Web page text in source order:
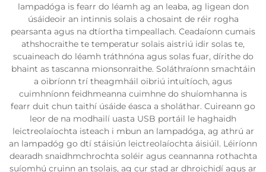
lampadóga is fearr do léamh ag an leaba, ag ligean don
úsáideoir an intinnis solais a chosaint de réir rogha
pearsanta agus na dtíortha timpeallach. Ceadaíonn cumais
athshocraithe te temperatur solais aistriú idir solas te,
scuaineach do léamh tráthnóna agus solas fuar, dírithe do
bhaint as tascanna mionsonraithe. Soláthraíonn smachtáin
a oibríonn trí theagmháil oibriú intuítíoch, agus
cuimhníonn feidhmeanna cuimhne do shuíomhanna is
fearr duit chun taithí úsáide éasca a sholáthar. Cuireann go
leor de na modhailí uasta USB portáil le haghaidh
leictreolaíochta isteach i mbun an lampadóga, ag athrú ar
an lampadóg go dtí stáisiún leictreolaíochta áisiúil. Léiríonn
dearadh snaidhmchrochta soléir agus ceannanna rothachta
suíomhú cruinn an tsolais, ag cur stad ar dhroichidí agus ar